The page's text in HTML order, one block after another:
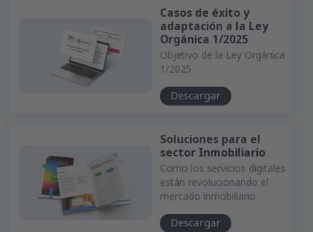
Casos de éxito y
adaptación a la Ley
Orgánica 1/2025
Objetivo de la Ley Orgánica
1/2025
Descargar
Soluciones para el
sector Inmobiliario
Como los servicios digitales
están revolucionando el
mercado inmobiliario
Descargar